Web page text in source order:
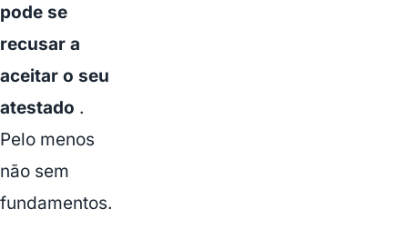
pode se
recusar a
aceitar o seu
atestado .
Pelo menos
não sem
fundamentos.